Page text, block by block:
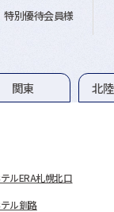
特別優待会員様
関東 北
ルERA札幌北口
ル釧路